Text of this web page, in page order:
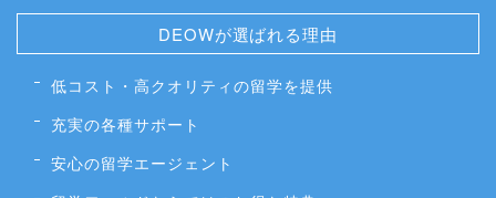
DEOWが選ばれる理由
低コスト・高クオリティの留学を提供
充実の各種サポート
安心の留学エージェント